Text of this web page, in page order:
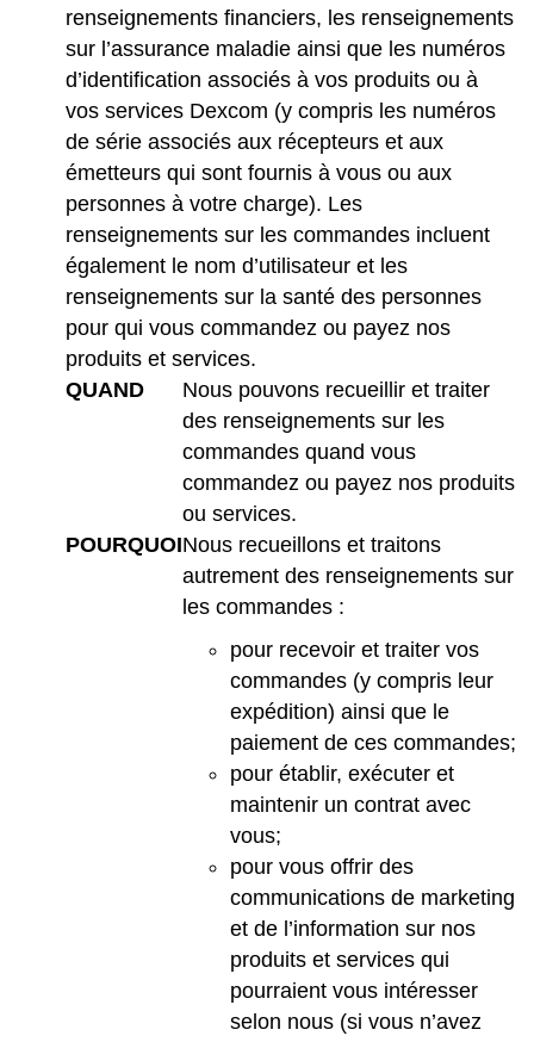
renseignements financiers, les renseignements
sur l’assurance maladie ainsi que les numéros
d’identification associés à vos produits ou à
vos services Dexcom (y compris les numéros
de série associés aux récepteurs et aux
émetteurs qui sont fournis à vous ou aux
personnes à votre charge). Les
renseignements sur les commandes incluent
également le nom d’utilisateur et les
renseignements sur la santé des personnes
pour qui vous commandez ou payez nos
produits et services.
QUAND
Nous pouvons recueillir et traiter
des renseignements sur les
commandes quand vous
commandez ou payez nos produits
ou services.
POURQUOINous recueillons et traitons
autrement des renseignements sur
les commandes :
pour recevoir et traiter vos
commandes (y compris leur
expédition) ainsi que le
paiement de ces commandes;
pour établir, exécuter et
maintenir un contrat avec
vous;
pour vous offrir des
communications de marketing
et de l’information sur nos
produits et services qui
pourraient vous intéresser
selon nous (si vous n’avez